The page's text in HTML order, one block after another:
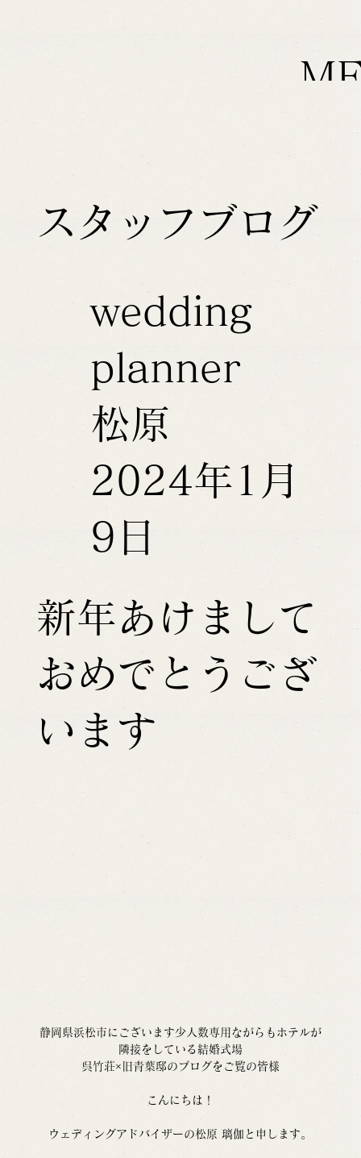
スタッフブログ
新年あけまして
おめでとうござ
います
wedding
planner
松原
2024年1月
9日
静岡県浜松市にございます少人数専用ながらもホテルが
隣接をしている結婚式場
呉竹荘×旧青葉邸のブログをご覧の皆様
こんにちは！
ウェディングアドバイザーの松原 璃伽と申します。